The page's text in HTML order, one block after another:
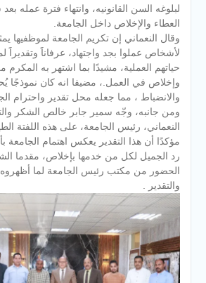
لبلوغه السن القانونيه، وانتهاء فترة عمله
العطاء والإخلاص داخل الجامعة.
وقال النعماني إن تكريم الجامعة لموظفيها
لأشخاص عملوا بجد واجتهاد، عرفاناََ وتقديراََ
حياتهم العملية، مشيدًا بما اشتهر به
وإخلاص في العمل.، مضيفا انه كان نموذجًا
والانضباط ، مما جعله محل تقدير واحترام
ومن جانبه، وجّه سمير جابر خالص الشكر
النعماني، رئيس الجامعة، على هذه اللفتة
مؤكدًا أن هذا التقدير يعكس اهتمام الجامعة
رد الجميل لكل من خدمها بإخلاص، مقدما
الحضور من مكتب رئيس الجامعة لما
والتقدير .